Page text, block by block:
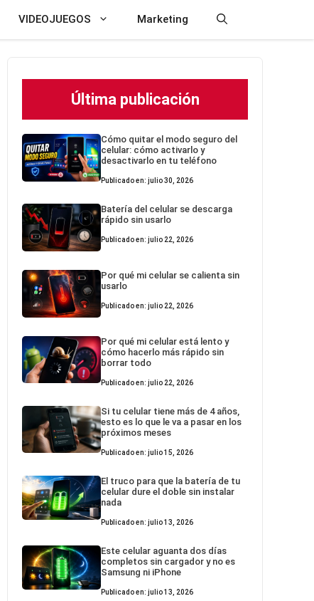
VIDEOJUEGOS Marketing
Última publicación
Cómo quitar el modo seguro del
celular: cómo activarlo y
desactivarlo en tu teléfono
Publicado en: julio 30, 2026
Batería del celular se descarga
rápido sin usarlo
Publicado en: julio 22, 2026
Por qué mi celular se calienta sin
usarlo
Publicado en: julio 22, 2026
Por qué mi celular está lento y
cómo hacerlo más rápido sin
borrar todo
Publicado en: julio 22, 2026
Si tu celular tiene más de 4 años,
esto es lo que le va a pasar en los
próximos meses
Publicado en: julio 15, 2026
El truco para que la batería de tu
celular dure el doble sin instalar
nada
Publicado en: julio 13, 2026
Este celular aguanta dos días
completos sin cargador y no es
Samsung ni iPhone
Publicado en: julio 13, 2026